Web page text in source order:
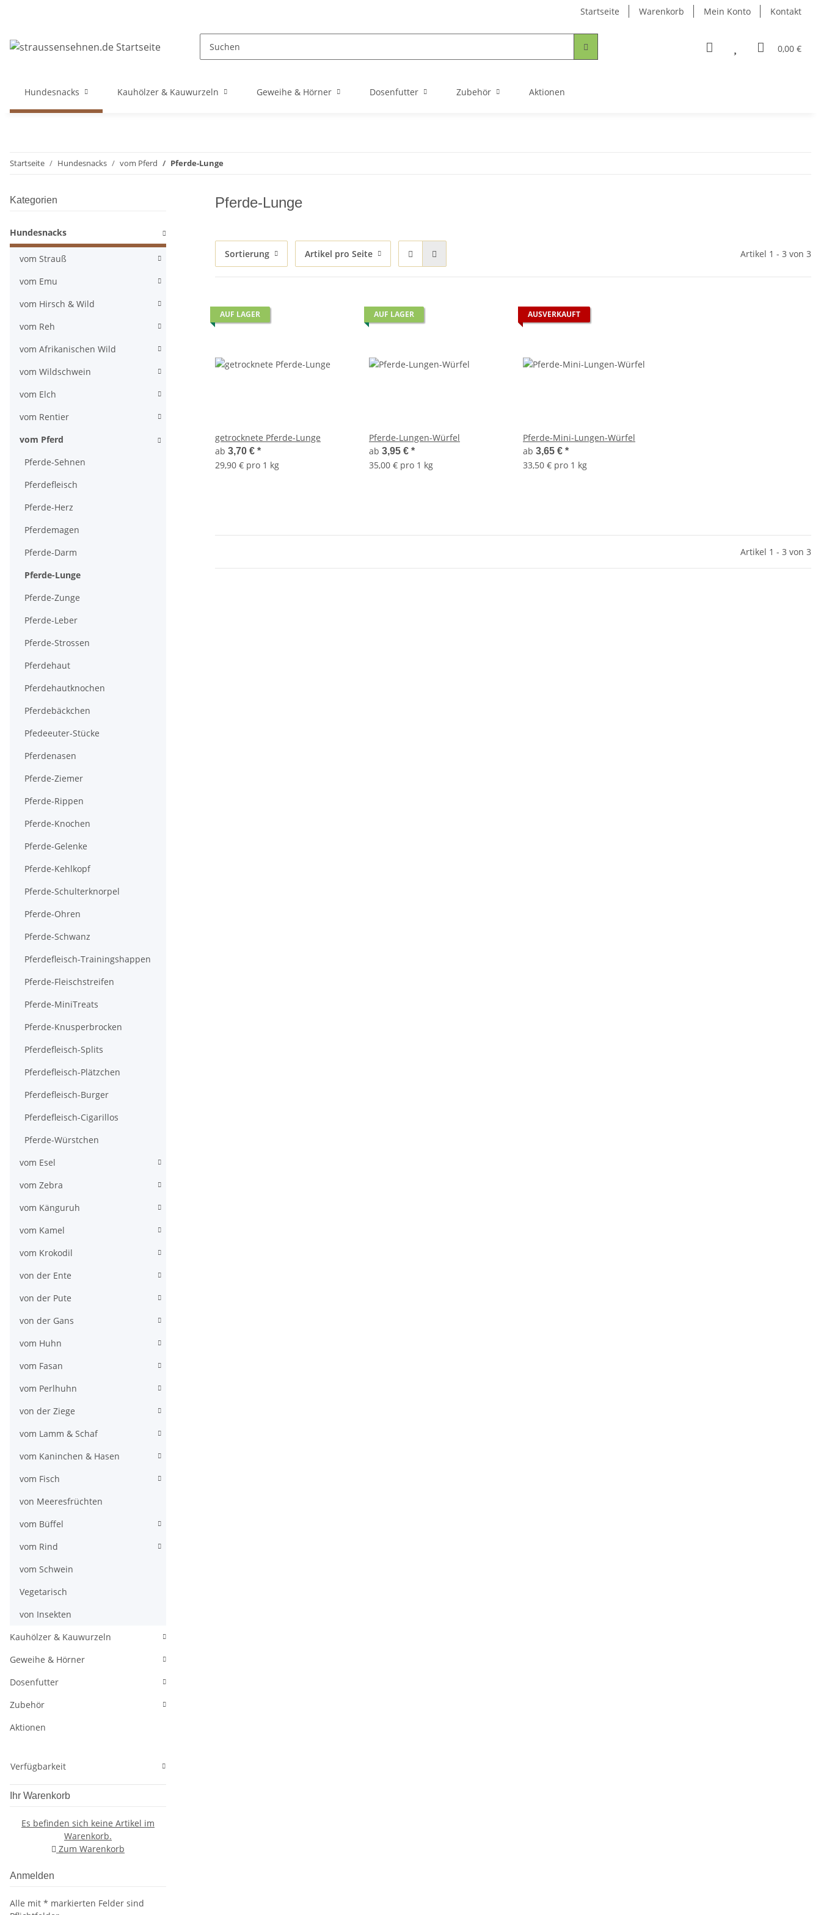
Startseite Warenkorb Mein Konto Kontakt
0,00 €
Hundesnacks Kauhölzer & Kauwurzeln Geweihe & Hörner Dosenfutter Zubehör Aktionen
Startseite Hundesnacks vom Pferd Pferde-Lunge
Pferde-Lunge
Sortierung Artikel pro Seite Artikel 1 - 3 von 3
AUF LAGER
getrocknete Pferde-Lunge
ab 3,70 € *
29,90 € pro 1 kg
AUF LAGER
Pferde-Lungen-Würfel
ab 3,95 € *
35,00 € pro 1 kg
AUSVERKAUFT
Pferde-Mini-Lungen-Würfel
ab 3,65 € *
33,50 € pro 1 kg
Artikel 1 - 3 von 3
Kategorien
Hundesnacks
vom Strauß
vom Emu
vom Hirsch & Wild
vom Reh
vom Afrikanischen Wild
vom Wildschwein
vom Elch
vom Rentier
vom Pferd
Pferde-Sehnen
Pferdefleisch
Pferde-Herz
Pferdemagen
Pferde-Darm
Pferde-Lunge
Pferde-Zunge
Pferde-Leber
Pferde-Strossen
Pferdehaut
Pferdehautknochen
Pferdebäckchen
Pfedeeuter-Stücke
Pferdenasen
Pferde-Ziemer
Pferde-Rippen
Pferde-Knochen
Pferde-Gelenke
Pferde-Kehlkopf
Pferde-Schulterknorpel
Pferde-Ohren
Pferde-Schwanz
Pferdefleisch-Trainingshappen
Pferde-Fleischstreifen
Pferde-MiniTreats
Pferde-Knusperbrocken
Pferdefleisch-Splits
Pferdefleisch-Plätzchen
Pferdefleisch-Burger
Pferdefleisch-Cigarillos
Pferde-Würstchen
vom Esel
vom Zebra
vom Känguruh
vom Kamel
vom Krokodil
von der Ente
von der Pute
von der Gans
vom Huhn
vom Fasan
vom Perlhuhn
von der Ziege
vom Lamm & Schaf
vom Kaninchen & Hasen
vom Fisch
von Meeresfrüchten
vom Büffel
vom Rind
vom Schwein
Vegetarisch
von Insekten
Kauhölzer & Kauwurzeln
Geweihe & Hörner
Dosenfutter
Zubehör
Aktionen
Verfügbarkeit
Ihr Warenkorb
Es befinden sich keine Artikel im
Warenkorb.
Zum Warenkorb
Anmelden
Alle mit * markierten Felder sind